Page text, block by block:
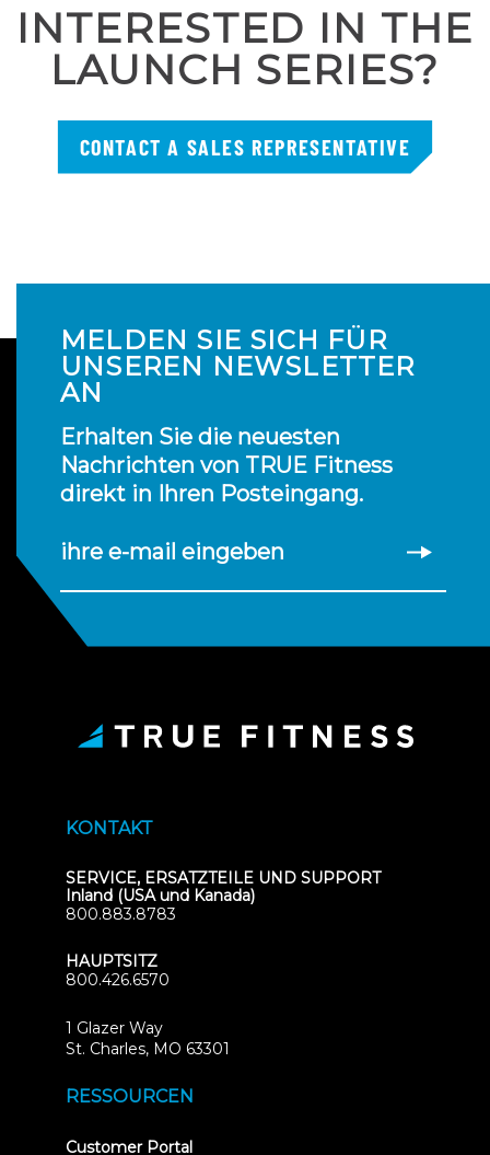
INTERESTED IN THE
LAUNCH SERIES?
CONTACT A SALES REPRESENTATIVE
MELDEN SIE SICH FÜR
UNSEREN NEWSLETTER
AN
Erhalten Sie die neuesten
Nachrichten von TRUE Fitness
direkt in Ihren Posteingang.
ihre e-mail eingeben
KONTAKT
SERVICE, ERSATZTEILE UND SUPPORT
Inland (USA und Kanada)
800.883.8783
HAUPTSITZ
800.426.6570
1 Glazer Way
St. Charles, MO 63301
RESSOURCEN
Customer Portal(opens